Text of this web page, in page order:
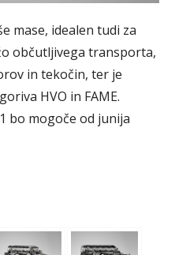
mase, idealen tudi za
občutljivega transporta,
in tekočin, ter je
HVO in FAME.
bo mogoče od junija